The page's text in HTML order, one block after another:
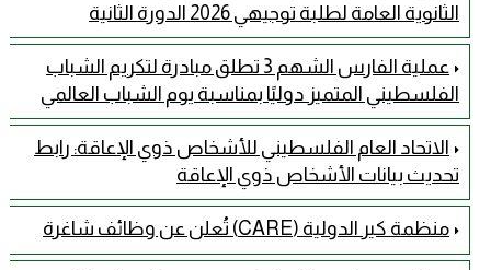
الثانوية العامة لطلبة توجيهي 2026 الدورة الثانية
عملية الفارس الشهم 3 تطلق مبادرة لتكريم الشباب
الفلسطيني المتميز دوليًا بمناسبة يوم الشباب العالمي
الاتحاد العام الفلسطيني للأشخاص ذوي الإعاقة: رابط
تحديث بيانات الأشخاص ذوي الإعاقة
منظمة كير الدولية (CARE) تُعلن عن وظائف شاغرة